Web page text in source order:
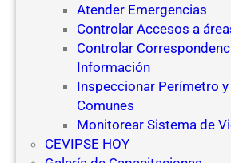
Atender Emergencias
Controlar Accesos a
Controlar
Información
Inspeccionar Perímetro y
Comunes
Monitorear Sistema de
CEVIPSE HOY